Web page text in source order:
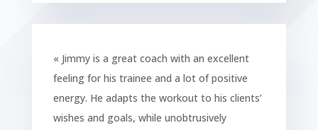
« Jimmy is a great coach with an excellent
feeling for his trainee and a lot of positive
energy. He adapts the workout to his clients’
wishes and goals, while unobtrusively